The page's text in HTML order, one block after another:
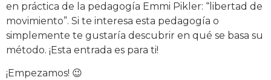
en práctica de la pedagogía Emmi Pikler: “libertad de
movimiento”. Si te interesa esta pedagogía o
simplemente te gustaría descubrir en qué se basa su
método. ¡Esta entrada es para ti!
¡Empezamos! 😉